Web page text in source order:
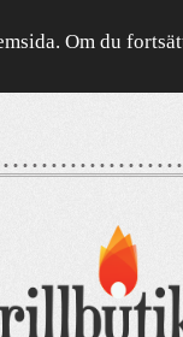
Om du